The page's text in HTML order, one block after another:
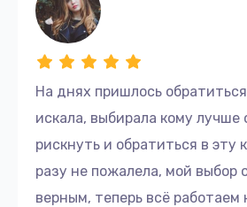
На днях пришлось
искала, выбирала кому лучше
рискнуть и обратиться в эту
разу не пожалела, мой выбор
верным, теперь всё работаем